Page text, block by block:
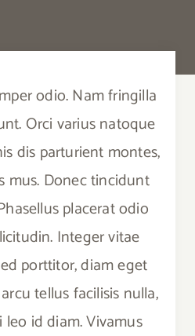
odio. Nam fringilla
Orci varius natoque
dis parturient montes,
mus. Donec tincidunt
placerat odio
Integer vitae
porttitor, diam eget
tellus facilisis nulla,
id diam. Vivamus